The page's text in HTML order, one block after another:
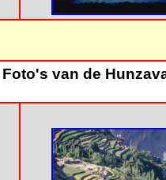
Foto's van de